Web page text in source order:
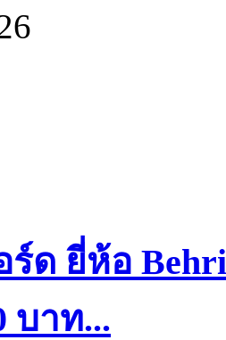
ด ยี่ห้อ
บาท...